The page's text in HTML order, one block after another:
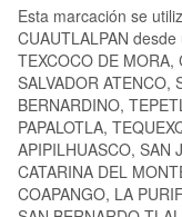
Esta marcación se
CUAUTLALPAN
TEXCOCO DE MORA,
SALVADOR ATENCO,
BERNARDINO,
PAPALOTLA,
APIPILHUASCO, SAN
CATARINA DEL
COAPANGO, LA